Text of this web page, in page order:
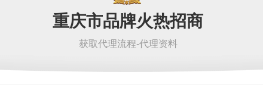
重庆市品牌火热招商
获取代理流程-代理资料